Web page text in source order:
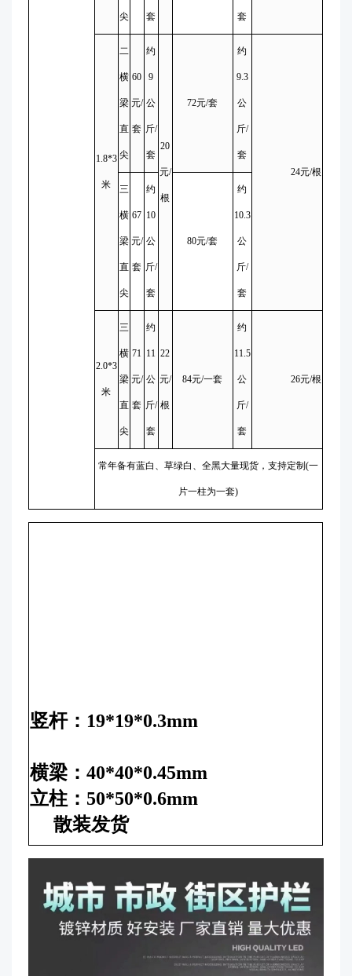
尖 套 套
1.8*3
米
二
横
梁
直
尖
60
元/
套
约
9
公
斤/
套
20
元/
根
72元/套
约
9.3
公
斤/
套
24元/根
三
横
梁
直
尖
67
元/
套
约
10
公
斤/
套
80元/套
约
10.3
公
斤/
套
2.0*3
米
三
横
梁
直
尖
71
元/
套
约
11
公
斤/
套
22
元/
根
84元/一套
约
11.5
公
斤/
套
26元/根
常年备有蓝白、草绿白、全黑大量现货，支持定制(一
片一柱为一套)
竖杆：19*19*0.3mm
横梁：40*40*0.45mm
立柱：50*50*0.6mm
散装发货